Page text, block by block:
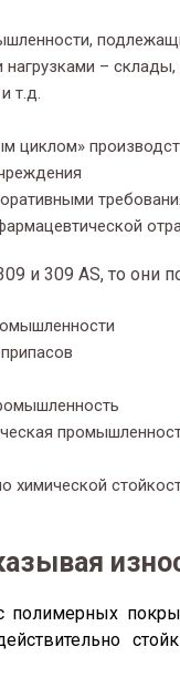
–
т.д.
циклом»
и 309 AS, то
химической
полимерных